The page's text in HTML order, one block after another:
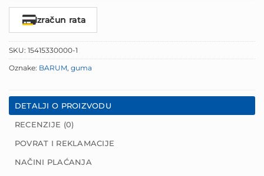
Izračun rata
SKU: 15415330000-1
Oznake: BARUM, guma
DETALJI O PROIZVODU
RECENZIJE (0)
POVRAT I REKLAMACIJE
NAČINI PLAĆANJA